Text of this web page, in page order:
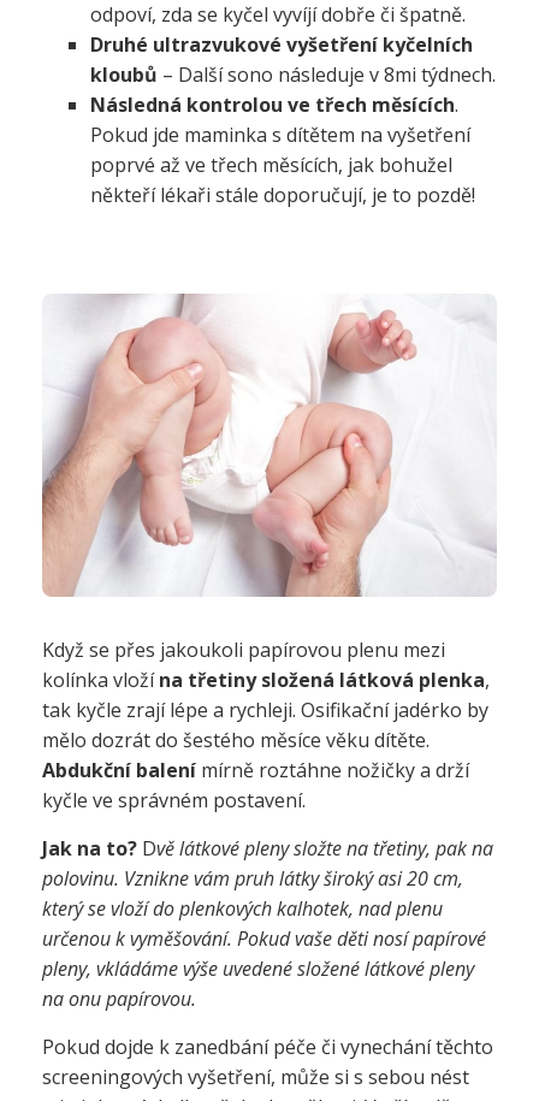
odpoví, zda se kyčel vyvíjí dobře či špatně.
Druhé ultrazvukové vyšetření kyčelních
kloubů – Další sono následuje v 8mi týdnech.
Následná kontrolou ve třech měsících.
Pokud jde maminka s dítětem na vyšetření
poprvé až ve třech měsících, jak bohužel
někteří lékaři stále doporučují, je to pozdě!
Když se přes jakoukoli papírovou plenu mezi
kolínka vložína třetiny složená látková plenka,
tak kyčle zrají lépe a rychleji. Osifikační jadérko by
mělo dozrát do šestého měsíce věku dítěte.
Abdukční balení mírně roztáhne nožičky a drží
kyčle ve správném postavení.
Jak na to? Dvě látkové pleny složte na třetiny, pak na
polovinu. Vznikne vám pruh látky široký asi 20 cm,
který se vloží do plenkových kalhotek, nad plenu
určenou k vyměšování. Pokud vaše děti nosí papírové
pleny, vkládáme výše uvedené složené látkové pleny
na onu papírovou.
Pokud dojde k zanedbání péče či vynechání těchto
screeningových vyšetření, může si s sebou nést